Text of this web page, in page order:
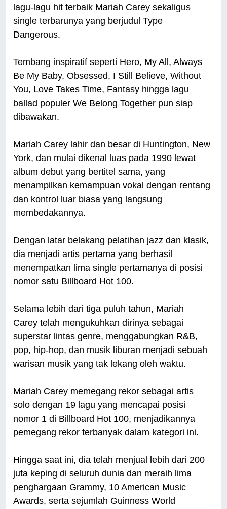
lagu-lagu hit terbaik Mariah Carey sekaligus
single terbarunya yang berjudul Type
Dangerous.
Tembang inspiratif seperti Hero, My All, Always
Be My Baby, Obsessed, I Still Believe, Without
You, Love Takes Time, Fantasy hingga lagu
ballad populer We Belong Together pun siap
dibawakan.
Mariah Carey lahir dan besar di Huntington, New
York, dan mulai dikenal luas pada 1990 lewat
album debut yang bertitel sama, yang
menampilkan kemampuan vokal dengan rentang
dan kontrol luar biasa yang langsung
membedakannya.
Dengan latar belakang pelatihan jazz dan klasik,
dia menjadi artis pertama yang berhasil
menempatkan lima single pertamanya di posisi
nomor satu Billboard Hot 100.
Selama lebih dari tiga puluh tahun, Mariah
Carey telah mengukuhkan dirinya sebagai
superstar lintas genre, menggabungkan R&B,
pop, hip-hop, dan musik liburan menjadi sebuah
warisan musik yang tak lekang oleh waktu.
Mariah Carey memegang rekor sebagai artis
solo dengan 19 lagu yang mencapai posisi
nomor 1 di Billboard Hot 100, menjadikannya
pemegang rekor terbanyak dalam kategori ini.
Hingga saat ini, dia telah menjual lebih dari 200
juta keping di seluruh dunia dan meraih lima
penghargaan Grammy, 10 American Music
Awards, serta sejumlah Guinness World